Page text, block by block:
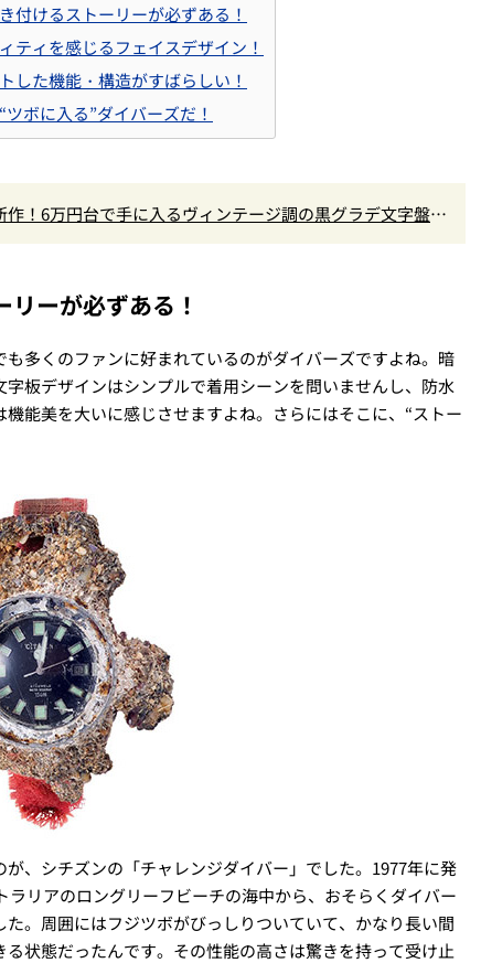
付けるストーリーが必ずある！
ティを感じるフェイスデザイン！
した機能・構造がすばらしい！
ツボに入る”ダイバーズだ！
作！6万円台で手に入るヴィンテージ調の黒グラデ文字盤が
ーが必ずある！
多くのファンに好まれているのがダイバーズですよね。暗
板デザインはシンプルで着用シーンを問いませんし、防水
能美を大いに感じさせますよね。さらにはそこに、“ストー
、シチズンの「チャレンジダイバー」でした。1977年に発
リアのロングリーフビーチの海中から、おそらくダイバー
。周囲にはフジツボがびっしりついていて、かなり長い間
状態だったんです。その性能の高さは驚きを持って受け止